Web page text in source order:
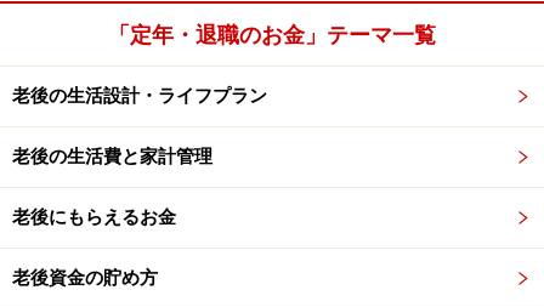
「定年・退職のお金」テーマ一覧
老後の生活設計・ライフプラン
老後の生活費と家計管理
老後にもらえるお金
老後資金の貯め方